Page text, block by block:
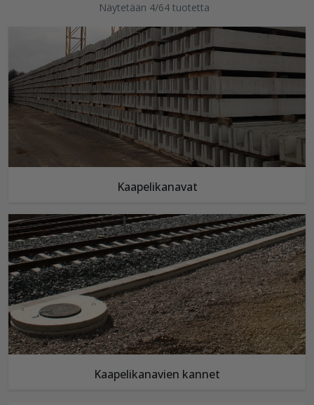
Näytetään 4/64 tuotetta
Kaapelikanavat
Kaapelikanavien kannet